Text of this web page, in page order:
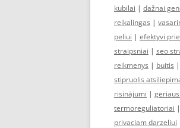
kubilai | dažnai
reikalingas |
peliui | efektyvi
straipsniai | seo
reikmenys | buitis |
stipruolis
risinājumi |
termoreguliatoriai |
privaciam darzeliui